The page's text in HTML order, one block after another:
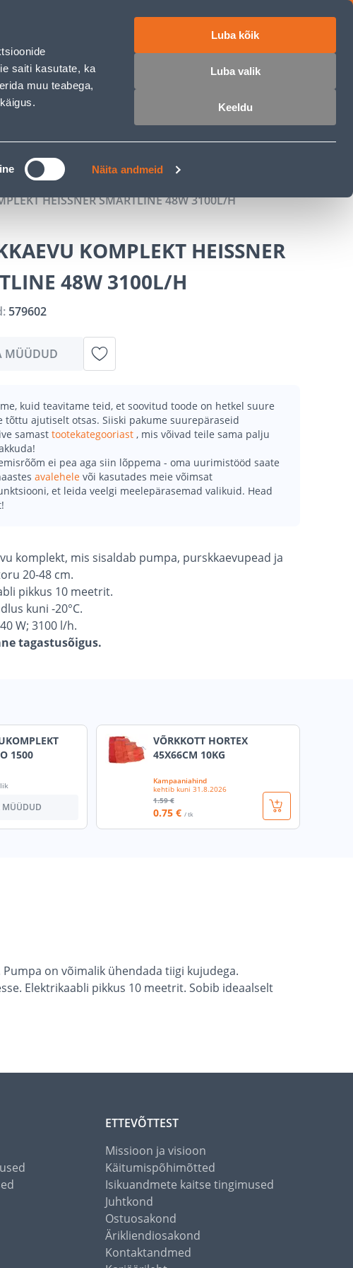
saiti kasutate, ka
muu teabega,
Näita andmeid
Luba kõik
Luba valik
Keeldu
Logi sisse
JÄRELMAKS
HEISSNER SMARTLINE 48W 3100L/H
KOMPLEKT HEISSNER
48W 3100L/H
579602
MÜÜDUD
kuid teavitame teid, et soovitud toode on hetkel suure
tõttu ajutiselt otsas. Siiski pakume suurepäraseid
samast tootekategooriast , mis võivad teile sama palju
ei pea aga siin lõppema - oma uurimistööd saate
avalehele või kasutades meie võimsat
et leida veelgi meelepärasemad valikuid. Head
komplekt, mis sisaldab pumpa, purskkaevupead ja
20-48 cm.
pikkus 10 meetrit.
kuni -20°C.
W; 3100 l/h.
tagastusõigus.
1500
MÜÜDUD
VÕRKKOTT HORTEX
45X66CM 10KG
Kampaaniahind
kehtib kuni 31.8.2026
1.59 €
0.75 € / tk
on võimalik ühendada tiigi kujudega.
Elektrikaabli pikkus 10 meetrit. Sobib ideaalselt
ETTEVÕTTEST
Missioon ja visioon
Käitumispõhimõtted
Isikuandmete kaitse tingimused
Juhtkond
Ostuosakond
Ärikliendiosakond
Kontaktandmed